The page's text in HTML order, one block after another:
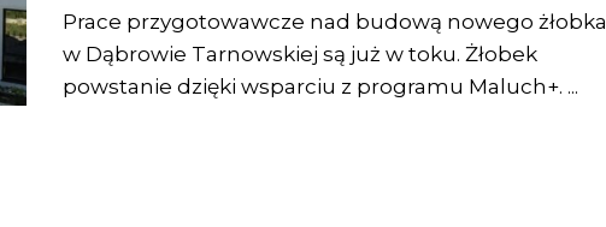
Prace przygotowawcze nad budową nowego żłobka
w Dąbrowie Tarnowskiej są już w toku. Żłobek
powstanie dzięki wsparciu z programu Maluch+. ...